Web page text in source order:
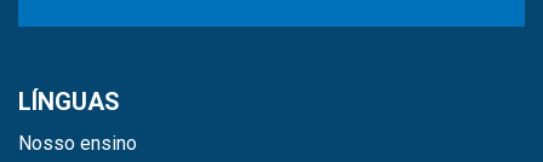
LÍNGUAS
Nosso ensino